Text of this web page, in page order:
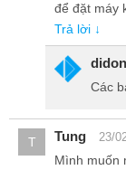
để đặt máy
Trả lời ↓
Các
T Tung 23/
Mình muốn